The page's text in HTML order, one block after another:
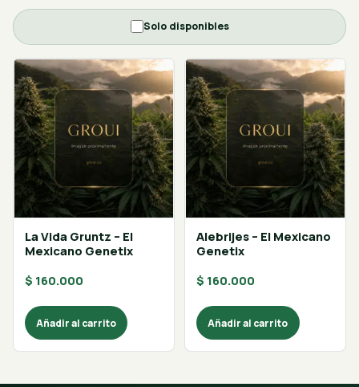
Solo disponibles
La Vida Gruntz – El
Mexicano Genetix
$ 160.000
Añadir al carrito
Alebrijes – El Mexicano
Genetix
$ 160.000
Añadir al carrito